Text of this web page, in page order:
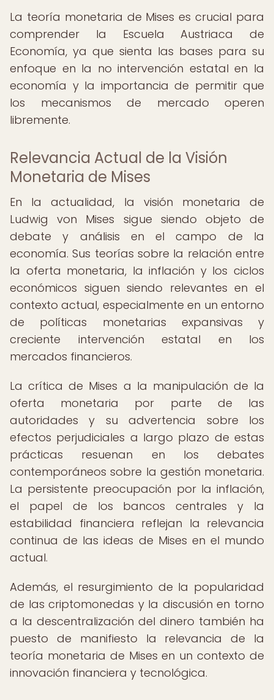
La teoría monetaria de Mises es crucial para
comprender la Escuela Austriaca de
Economía, ya que sienta las bases para su
enfoque en la no intervención estatal en la
economía y la importancia de permitir que
los mecanismos de mercado operen
libremente.
Relevancia Actual de la Visión
Monetaria de Mises
En la actualidad, la visión monetaria de
Ludwig von Mises sigue siendo objeto de
debate y análisis en el campo de la
economía. Sus teorías sobre la relación entre
la oferta monetaria, la inflación y los ciclos
económicos siguen siendo relevantes en el
contexto actual, especialmente en un entorno
de políticas monetarias expansivas y
creciente intervención estatal en los
mercados financieros.
La crítica de Mises a la manipulación de la
oferta monetaria por parte de las
autoridades y su advertencia sobre los
efectos perjudiciales a largo plazo de estas
prácticas resuenan en los debates
contemporáneos sobre la gestión monetaria.
La persistente preocupación por la inflación,
el papel de los bancos centrales y la
estabilidad financiera reflejan la relevancia
continua de las ideas de Mises en el mundo
actual.
Además, el resurgimiento de la popularidad
de las criptomonedas y la discusión en torno
a la descentralización del dinero también ha
puesto de manifiesto la relevancia de la
teoría monetaria de Mises en un contexto de
innovación financiera y tecnológica.